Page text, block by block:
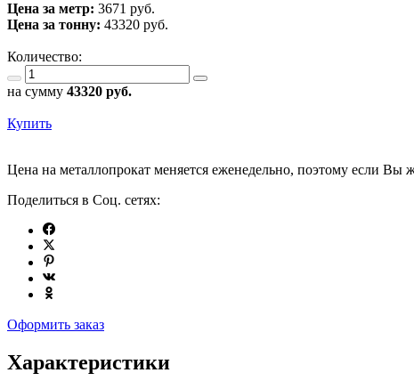
Цена за метр: 3671 руб.
Цена за тонну: 43320 руб.
Количество:
на сумму 43320 руб.
Купить
Цена на металлопрокат меняется еженедельно, поэтому если Вы
Поделиться в Соц. сетях:
Оформить заказ
Характеристики